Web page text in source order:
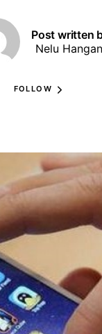
Post written
Nelu
FOLLOW